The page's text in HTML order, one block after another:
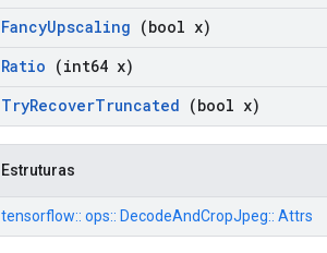
FancyUpscaling (bool x)
Ratio (int64 x)
TryRecoverTruncated (bool x)
Estruturas
tensorflow:: ops:: DecodeAndCropJpeg:: Attrs